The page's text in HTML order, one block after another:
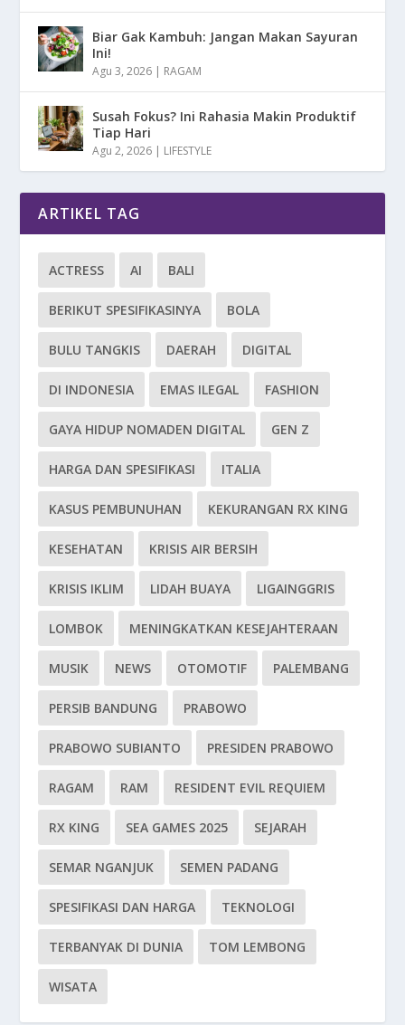
Biar Gak Kambuh: Jangan Makan Sayuran
Ini!
Agu 3, 2026 | RAGAM
Susah Fokus? Ini Rahasia Makin Produktif
Tiap Hari
Agu 2, 2026 | LIFESTYLE
ARTIKEL TAG
ACTRESS AI BALI
BERIKUT SPESIFIKASINYA BOLA
BULU TANGKIS DAERAH DIGITAL
DI INDONESIA EMAS ILEGAL FASHION
GAYA HIDUP NOMADEN DIGITAL GEN Z
HARGA DAN SPESIFIKASI ITALIA
KASUS PEMBUNUHAN KEKURANGAN RX KING
KESEHATAN KRISIS AIR BERSIH
KRISIS IKLIM LIDAH BUAYA LIGAINGGRIS
LOMBOK MENINGKATKAN KESEJAHTERAAN
MUSIK NEWS OTOMOTIF PALEMBANG
PERSIB BANDUNG PRABOWO
PRABOWO SUBIANTO PRESIDEN PRABOWO
RAGAM RAM RESIDENT EVIL REQUIEM
RX KING SEA GAMES 2025 SEJARAH
SEMAR NGANJUK SEMEN PADANG
SPESIFIKASI DAN HARGA TEKNOLOGI
TERBANYAK DI DUNIA TOM LEMBONG
WISATA